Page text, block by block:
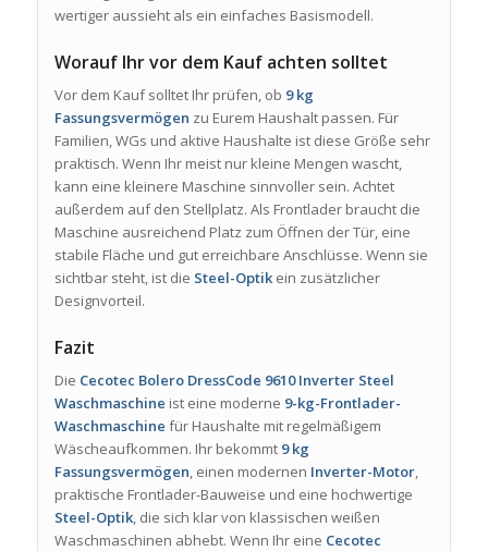
wertiger aussieht als ein einfaches Basismodell.
Worauf Ihr vor dem Kauf achten solltet
Vor dem Kauf solltet Ihr prüfen, ob 9 kg
Fassungsvermögen zu Eurem Haushalt passen. Für
Familien, WGs und aktive Haushalte ist diese Größe sehr
praktisch. Wenn Ihr meist nur kleine Mengen wascht,
kann eine kleinere Maschine sinnvoller sein. Achtet
außerdem auf den Stellplatz. Als Frontlader braucht die
Maschine ausreichend Platz zum Öffnen der Tür, eine
stabile Fläche und gut erreichbare Anschlüsse. Wenn sie
sichtbar steht, ist die Steel-Optikein zusätzlicher
Designvorteil.
Fazit
Die Cecotec Bolero DressCode 9610 Inverter Steel
Waschmaschine ist eine moderne 9-kg-Frontlader-
Waschmaschine für Haushalte mit regelmäßigem
Wäscheaufkommen. Ihr bekommt 9 kg
Fassungsvermögen, einen modernen Inverter-Motor,
praktische Frontlader-Bauweise und eine hochwertige
Steel-Optik, die sich klar von klassischen weißen
Waschmaschinen abhebt. Wenn Ihr eine Cecotec